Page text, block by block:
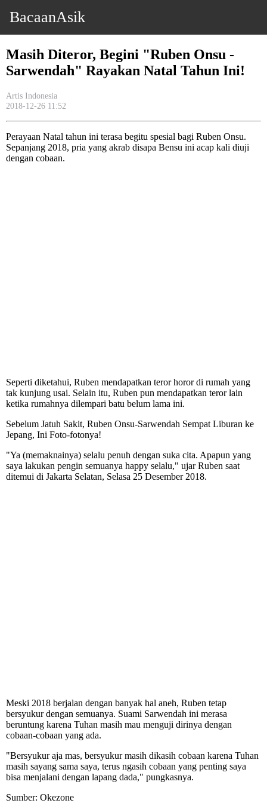
BacaanAsik
Masih Diteror, Begini "Ruben Onsu -
Sarwendah" Rayakan Natal Tahun Ini!
Artis Indonesia
2018-12-26 11:52
Perayaan Natal tahun ini terasa begitu spesial bagi Ruben Onsu.
Sepanjang 2018, pria yang akrab disapa Bensu ini acap kali diuji
dengan cobaan.
Seperti diketahui, Ruben mendapatkan teror horor di rumah yang
tak kunjung usai. Selain itu, Ruben pun mendapatkan teror lain
ketika rumahnya dilempari batu belum lama ini.
Sebelum Jatuh Sakit, Ruben Onsu-Sarwendah Sempat Liburan ke
Jepang, Ini Foto-fotonya!
"Ya (memaknainya) selalu penuh dengan suka cita. Apapun yang
saya lakukan pengin semuanya happy selalu," ujar Ruben saat
ditemui di Jakarta Selatan, Selasa 25 Desember 2018.
Meski 2018 berjalan dengan banyak hal aneh, Ruben tetap
bersyukur dengan semuanya. Suami Sarwendah ini merasa
beruntung karena Tuhan masih mau menguji dirinya dengan
cobaan-cobaan yang ada.
"Bersyukur aja mas, bersyukur masih dikasih cobaan karena Tuhan
masih sayang sama saya, terus ngasih cobaan yang penting saya
bisa menjalani dengan lapang dada," pungkasnya.
Sumber: Okezone